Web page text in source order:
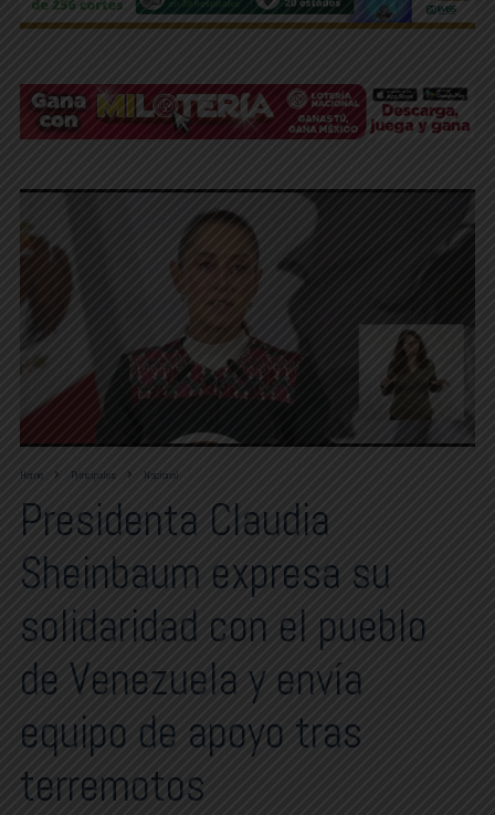
Home Principales Nacional
Presidenta Claudia
Sheinbaum expresa su
solidaridad con el pueblo
de Venezuela y envía
equipo de apoyo tras
terremotos